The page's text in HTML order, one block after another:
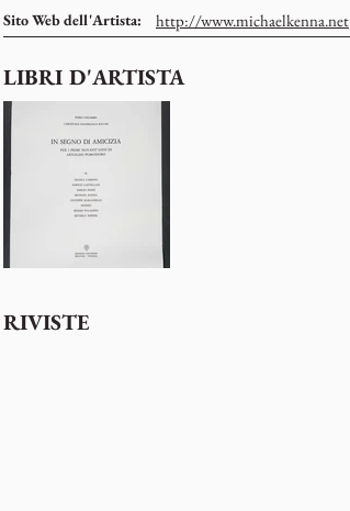
Sito Web dell'Artista: http://www.michaelkenna.net
LIBRI D'ARTISTA
RIVISTE